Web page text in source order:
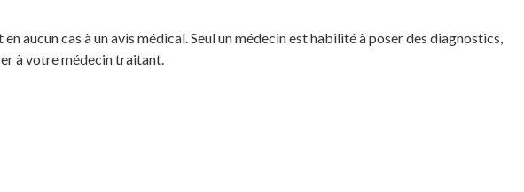
aucun cas à un avis médical. Seul un médecin est habilité à poser des diagnostics,
à votre médecin traitant.